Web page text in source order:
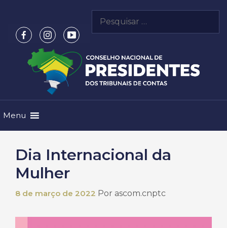
conteúdo
por:
Menu
Dia Internacional da
Mulher
8 de março de 2022 Por ascom.cnptc